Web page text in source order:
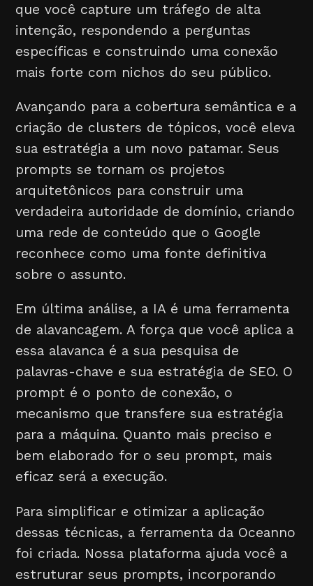
que você capture um tráfego de alta
intenção, respondendo a perguntas
específicas e construindo uma conexão
mais forte com nichos do seu público.
Avançando para a cobertura semântica e a
criação de clusters de tópicos, você eleva
sua estratégia a um novo patamar. Seus
prompts se tornam os projetos
arquitetônicos para construir uma
verdadeira autoridade de domínio, criando
uma rede de conteúdo que o Google
reconhece como uma fonte definitiva
sobre o assunto.
Em última análise, a IA é uma ferramenta
de alavancagem. A força que você aplica a
essa alavanca é a sua pesquisa de
palavras-chave e sua estratégia de SEO. O
prompt é o ponto de conexão, o
mecanismo que transfere sua estratégia
para a máquina. Quanto mais preciso e
bem elaborado for o seu prompt, mais
eficaz será a execução.
Para simplificar e otimizar a aplicação
dessas técnicas, a ferramenta da Oceanno
foi criada. Nossa plataforma ajuda você a
estruturar seus prompts, incorporando